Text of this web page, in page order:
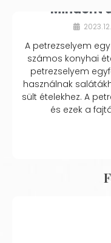
Mindent
A petrezselyem
számos konyhai
petrezselyem
használnak
sült ételekhez. A
és ezek a